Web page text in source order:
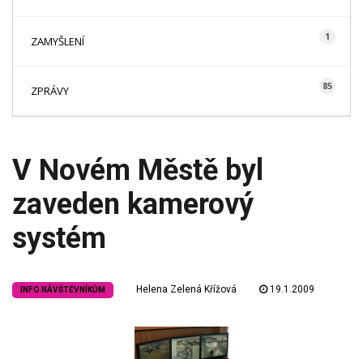
ZAMYŠLENÍ 1
ZPRÁVY 85
V Novém Městě byl
zaveden kamerový
systém
INFO NÁVŠTĚVNÍKŮM Helena Zelená Křížová 19.1.2009